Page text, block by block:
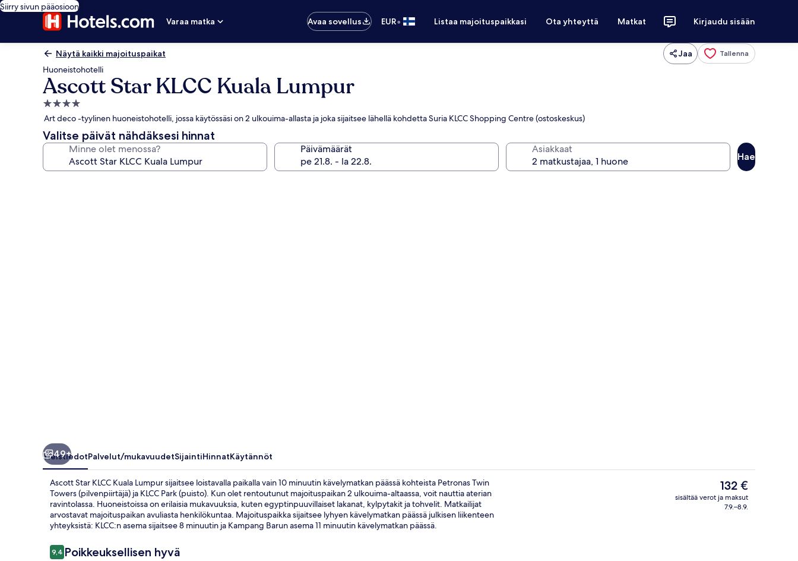
Siirry sivun pääosioon
Varaa matka
Avaa sovellus EUR• Listaa majoituspaikkasi Ota yhteyttä Matkat Kirjaudu sisään
Näytä kaikki majoituspaikat Jaa Tallenna
Huoneistohotelli
Ascott Star KLCC Kuala Lumpur
4.0
tähden
majoituspaikka
Art deco -tyylinen huoneistohotelli, jossa käytössäsi on 2 ulkouima-allasta ja joka sijaitsee lähellä kohdetta Suria KLCC Shopping Centre (ostoskeskus)
Valitse päivät nähdäksesi hinnat
Minne olet menossa? Päivämäärät Asiakkaat
Hae
Aula
49+
YleistiedotPalvelut/mukavuudetSijaintiHinnatKäytännöt
Ascott Star KLCC Kuala Lumpur sijaitsee loistavalla paikalla vain 10 minuutin kävelymatkan päässä kohteista Petronas Twin
Towers (pilvenpiirtäjä) ja KLCC Park (puisto). Kun olet rentoutunut majoituspaikan 2 ulkouima-altaassa, voit nauttia aterian
ravintolassa. Huoneistoissa on erilaisia mukavuuksia, kuten egyptinpuuvillaiset lakanat, kylpytakit ja tohvelit. Matkailijat
arvostavat majoituspaikan avuliasta henkilökuntaa. Majoituspaikka sijaitsee lyhyen kävelymatkan päässä julkisen liikenteen
yhteyksistä: KLCC:n asema sijaitsee 8 minuutin ja Kampang Barun asema 11 minuutin kävelymatkan päässä.
Arvostelut
9,49,4 kautta 10.
Poikkeuksellisen hyvä
Nykyinen
hinta
on
132 €
sisältää verot ja maksut
7.9.–8.9.